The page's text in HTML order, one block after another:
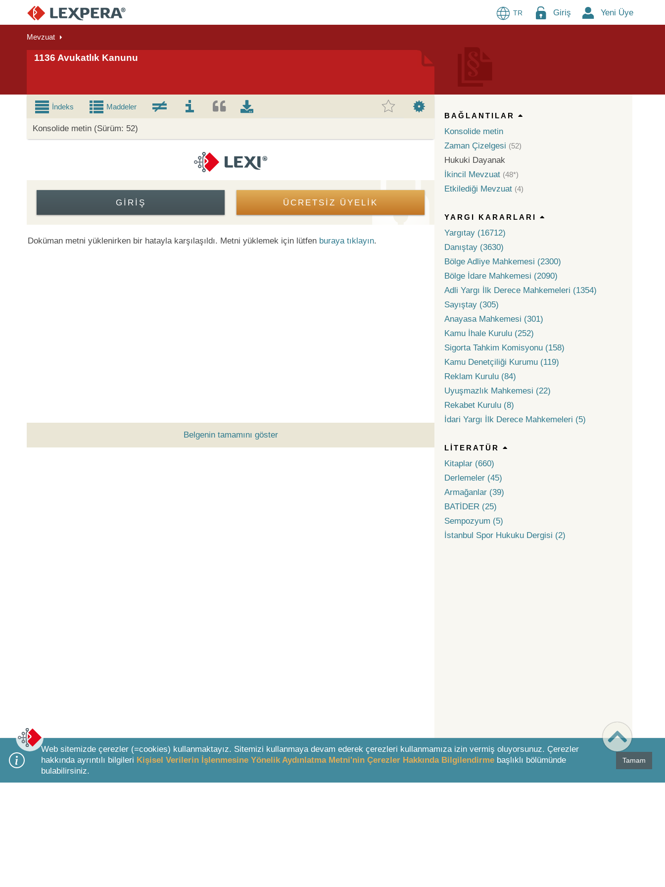
TR Giriş Yeni Üye
Mevzuat
1136 Avukatlık Kanunu
İndeks Maddeler
Konsolide metin (Sürüm: 52)
GIRIŞ ÜCRETSİZ ÜYELİK
Doküman metni yüklenirken bir hatayla karşılaşıldı. Metni yüklemek için lütfen buraya tıklayın.
Belgenin tamamını göster
Bottom Search Toolbar Highlight Text
BAĞLANTILAR
Konsolide metin
Zaman Çizelgesi (52)
Hukuki Dayanak
İkincil Mevzuat (48*)
Etkilediği Mevzuat (4)
YARGI KARARLARI
Yargıtay (16712)
Danıştay (3630)
Bölge Adliye Mahkemesi (2300)
Bölge İdare Mahkemesi (2090)
Adli Yargı İlk Derece Mahkemeleri (1354)
Sayıştay (305)
Anayasa Mahkemesi (301)
Kamu İhale Kurulu (252)
Sigorta Tahkim Komisyonu (158)
Kamu Denetçiliği Kurumu (119)
Reklam Kurulu (84)
Uyuşmazlık Mahkemesi (22)
Rekabet Kurulu (8)
İdari Yargı İlk Derece Mahkemeleri (5)
LITERATÜR
Kitaplar (660)
Derlemeler (45)
Armağanlar (39)
BATİDER (25)
Sempozyum (5)
İstanbul Spor Hukuku Dergisi (2)
Web sitemizde çerezler (=cookies) kullanmaktayız. Sitemizi kullanmaya devam ederek çerezleri kullanmamıza izin vermiş oluyorsunuz. Çerezler
hakkında ayrıntılı bilgileri Kişisel Verilerin İşlenmesine Yönelik Aydınlatma Metni'nin Çerezler Hakkında Bilgilendirme başlıklı bölümünde
bulabilirsiniz.
Tamam